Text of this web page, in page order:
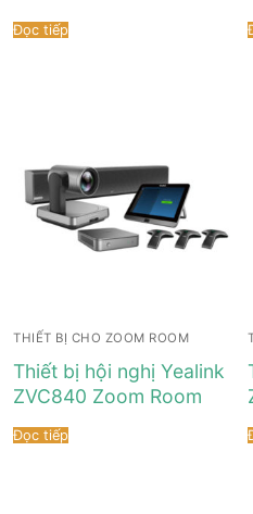
Đọc tiếp
THIẾT BỊ CHO ZOOM ROOM
Thiết bị hội nghị Yealink
ZVC840 Zoom Room
Đọc tiếp